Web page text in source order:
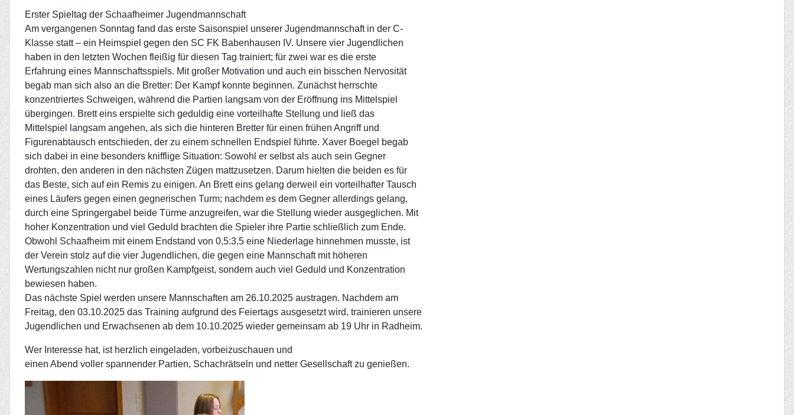
Erster Spieltag der Schaafheimer Jugendmannschaft
Am vergangenen Sonntag fand das erste Saisonspiel unserer Jugendmannschaft in der C-
Klasse statt – ein Heimspiel gegen den SC FK Babenhausen IV. Unsere vier Jugendlichen
haben in den letzten Wochen fleißig für diesen Tag trainiert; für zwei war es die erste
Erfahrung eines Mannschaftsspiels. Mit großer Motivation und auch ein bisschen Nervosität
begab man sich also an die Bretter: Der Kampf konnte beginnen. Zunächst herrschte
konzentriertes Schweigen, während die Partien langsam von der Eröffnung ins Mittelspiel
übergingen. Brett eins erspielte sich geduldig eine vorteilhafte Stellung und ließ das
Mittelspiel langsam angehen, als sich die hinteren Bretter für einen frühen Angriff und
Figurenabtausch entschieden, der zu einem schnellen Endspiel führte. Xaver Boegel begab
sich dabei in eine besonders knifflige Situation: Sowohl er selbst als auch sein Gegner
drohten, den anderen in den nächsten Zügen mattzusetzen. Darum hielten die beiden es für
das Beste, sich auf ein Remis zu einigen. An Brett eins gelang derweil ein vorteilhafter Tausch
eines Läufers gegen einen gegnerischen Turm; nachdem es dem Gegner allerdings gelang,
durch eine Springergabel beide Türme anzugreifen, war die Stellung wieder ausgeglichen. Mit
hoher Konzentration und viel Geduld brachten die Spieler ihre Partie schließlich zum Ende.
Obwohl Schaafheim mit einem Endstand von 0,5:3,5 eine Niederlage hinnehmen musste, ist
der Verein stolz auf die vier Jugendlichen, die gegen eine Mannschaft mit höheren
Wertungszahlen nicht nur großen Kampfgeist, sondern auch viel Geduld und Konzentration
bewiesen haben.
Das nächste Spiel werden unsere Mannschaften am 26.10.2025 austragen. Nachdem am
Freitag, den 03.10.2025 das Training aufgrund des Feiertags ausgesetzt wird, trainieren unsere
Jugendlichen und Erwachsenen ab dem 10.10.2025 wieder gemeinsam ab 19 Uhr in Radheim.
Wer Interesse hat, ist herzlich eingeladen, vorbeizuschauen und
einen Abend voller spannender Partien, Schachrätseln und netter Gesellschaft zu genießen.